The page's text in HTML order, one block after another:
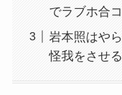
でラブホ合
岩本照はや
怪我をさせ